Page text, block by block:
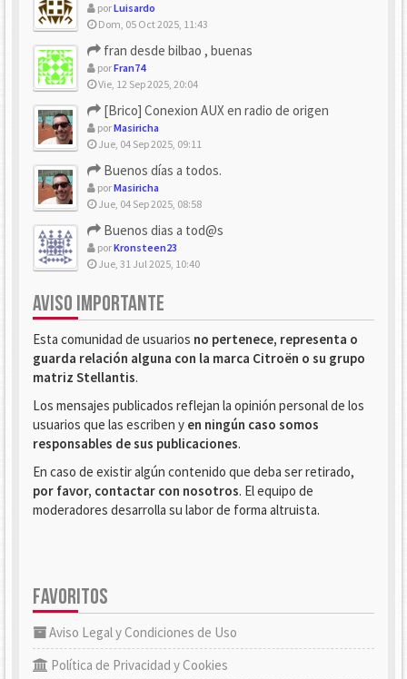
porLuisardo
Dom, 05 Oct 2025, 11:43
fran desde bilbao , buenas
porFran74
Vie, 12 Sep 2025, 20:04
[Brico] Conexion AUX en radio de origen
porMasiricha
Jue, 04 Sep 2025, 09:11
Buenos días a todos.
porMasiricha
Jue, 04 Sep 2025, 08:58
Buenos dias a tod@s
porKronsteen23
Jue, 31 Jul 2025, 10:40
AVISO IMPORTANTE
Esta comunidad de usuarios no pertenece, representa o
guarda relación alguna con la marca Citroën o su grupo
matriz Stellantis.
Los mensajes publicados reflejan la opinión personal de los
usuarios que las escriben y en ningún caso somos
responsables de sus publicaciones.
En caso de existir algún contenido que deba ser retirado,
por favor, contactar con nosotros. El equipo de
moderadores desarrolla su labor de forma altruista.
FAVORITOS
Aviso Legal y Condiciones de Uso
Política de Privacidad y Cookies